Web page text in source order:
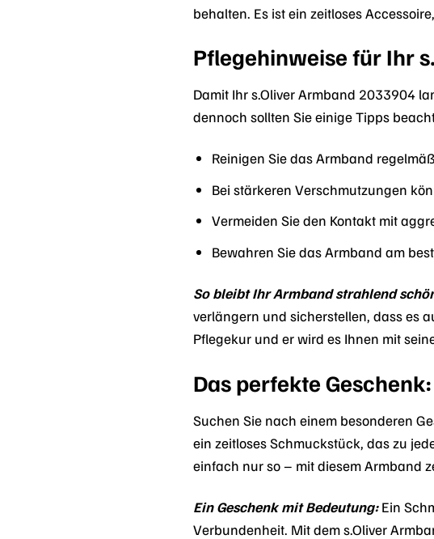
behalten. Es ist ein zeitloses
Pflegehinweise für Ihr
Damit Ihr s.Oliver Armband 2033904
dennoch sollten Sie einige Tipps
Reinigen Sie das Armband
Bei stärkeren Verschmutzungen
Vermeiden Sie den Kontakt mit
Bewahren Sie das Armband am
So bleibt Ihr Armband strahlend
verlängern und sicherstellen, dass es
Pflegekur und er wird es Ihnen mit
Das perfekte
Suchen Sie nach einem besonderen
ein zeitloses Schmuckstück, das zu
einfach nur so – mit diesem Armband
Ein Geschenk mit Bedeutung:Ein
Verbundenheit. Mit dem s.Oliver